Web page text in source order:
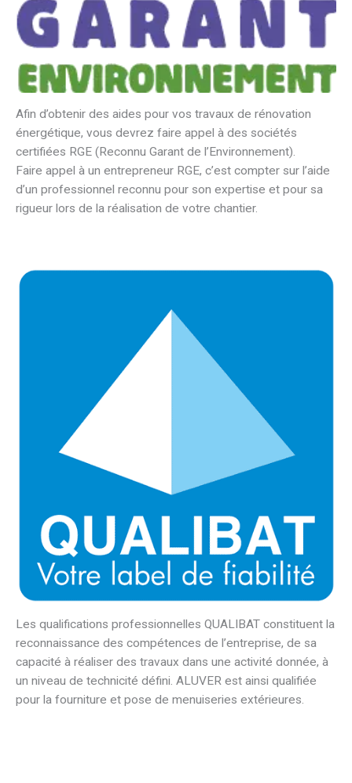
Afin d’obtenir des aides pour vos travaux de rénovation
énergétique, vous devrez faire appel à des sociétés
certifiées RGE (Reconnu Garant de l’Environnement).
Faire appel à un entrepreneur RGE, c’est compter sur l’aide
d’un professionnel reconnu pour son expertise et pour sa
rigueur lors de la réalisation de votre chantier.
Les qualifications professionnelles QUALIBAT constituent la
reconnaissance des compétences de l’entreprise, de sa
capacité à réaliser des travaux dans une activité donnée, à
un niveau de technicité défini. ALUVER est ainsi qualifiée
pour la fourniture et pose de menuiseries extérieures.